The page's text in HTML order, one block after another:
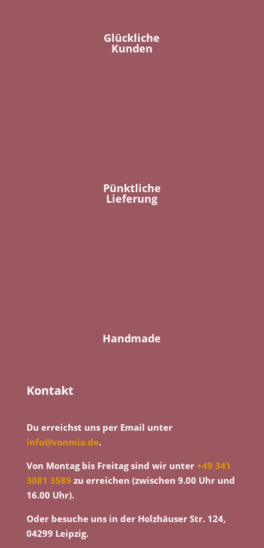
Glückliche
Kunden
Pünktliche
Lieferung
Handmade
Kontakt
Du erreichst uns per Email unter
info@vonmia.de.
Von Montag bis Freitag sind wir unter +49 341
3081 3589 zu erreichen (zwischen 9.00 Uhr und
16.00 Uhr).
Oder besuche uns in der Holzhäuser Str. 124,
04299 Leipzig.